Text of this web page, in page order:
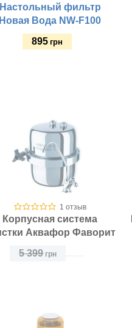
Настольный фильтр
Новая Вода NW-F100
895 грн
1 отзыв
Корпусная система
Аквафор Фаворит
5 399 грн